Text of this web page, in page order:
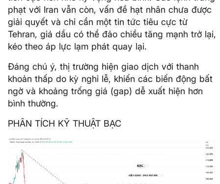
phạt với Iran vẫn còn, vấn đề hạt nhân chưa được
giải quyết và chỉ cần một tin tức tiêu cực từ
Tehran, giá dầu có thể đảo chiều tăng mạnh trở lại,
kéo theo áp lực lạm phát quay lại.
Đáng chú ý, thị trường hiện giao dịch với thanh
khoản thấp do kỳ nghỉ lễ, khiến các biến động bất
ngờ và khoảng trống giá (gap) dễ xuất hiện hơn
bình thường.
PHÂN TÍCH KỸ THUẬT BẠC